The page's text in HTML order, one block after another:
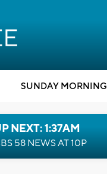
SUNDAY MORNING
NEXT: 1:37AM
58 NEWS AT 10P